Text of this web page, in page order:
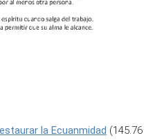
la Ecuanmidad (145.76